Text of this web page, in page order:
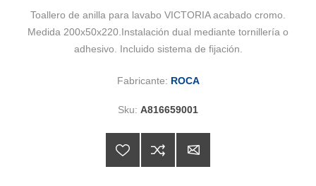
Toallero de anilla para lavabo VICTORIA acabado cromo.
Medida 200x50x220.Instalación dual mediante tornillería o
adhesivo. Incluido sistema de fijación.
Fabricante: ROCA
Sku: A816659001